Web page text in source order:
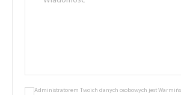
Administratorem Twoich danych osobowych jest